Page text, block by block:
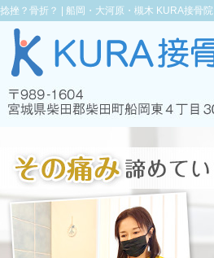
捻挫？骨折？ | 船岡・大河原・槻木 KURA接骨院